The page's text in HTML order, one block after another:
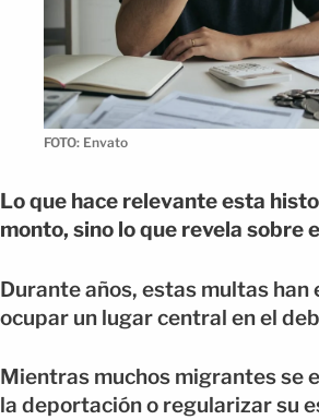
FOTO: Envato
Lo que hace relevante esta
monto, sino lo que revela sobre
Durante años, estas multas han
ocupar un lugar central en el
Mientras muchos migrantes se
la deportación o regularizar su